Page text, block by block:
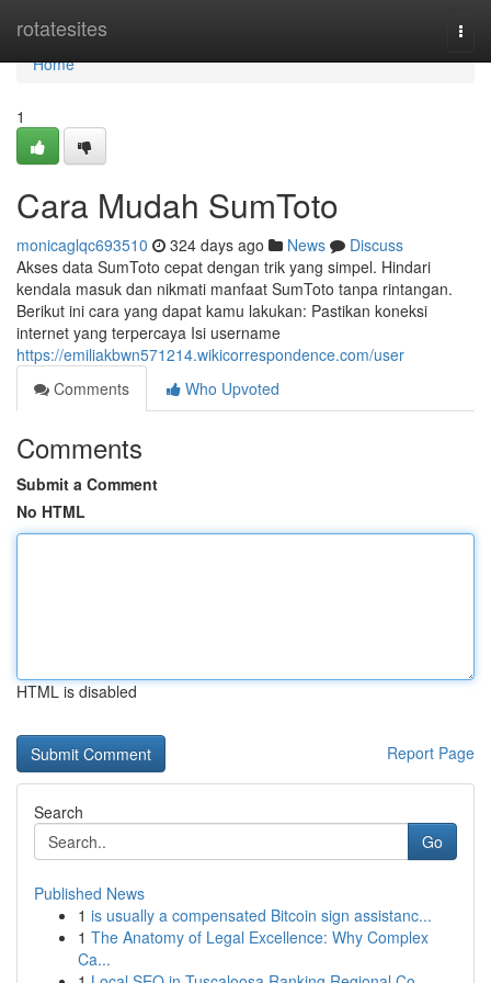
rotatesites
Home
Home
1
Cara Mudah SumToto
monicaglqc693510 324 days ago News
Discuss
Akses data SumToto cepat dengan trik yang simpel. Hindari
kendala masuk dan nikmati manfaat SumToto tanpa rintangan.
Berikut ini cara yang dapat kamu lakukan: Pastikan koneksi
internet yang terpercaya Isi username
https://emiliakbwn571214.wikicorrespondence.com/user
Comments
Who Upvoted
Comments
Submit a Comment
No HTML
HTML is disabled
Report Page
Search
Go
Published News
1 is usually a compensated Bitcoin sign assistanc...
1 The Anatomy of Legal Excellence: Why Complex
Ca...